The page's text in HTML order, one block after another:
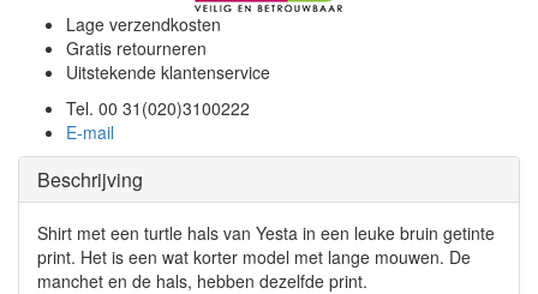
Lage verzendkosten
Gratis retourneren
Uitstekende klantenservice
Tel. 00 31(020)3100222
E-mail
Beschrijving
Shirt met een turtle hals van Yesta in een leuke bruin getinte
print. Het is een wat korter model met lange mouwen. De
manchet en de hals, hebben dezelfde print.